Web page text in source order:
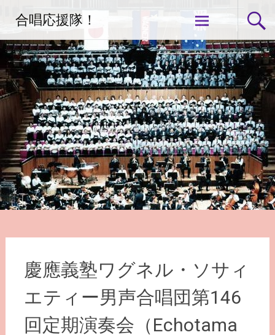
ン
ツ
へ
ス
合唱応援隊！
慶應義塾ワグネル・ソサィ
エティー男声合唱団第146
回定期演奏会（Echotama